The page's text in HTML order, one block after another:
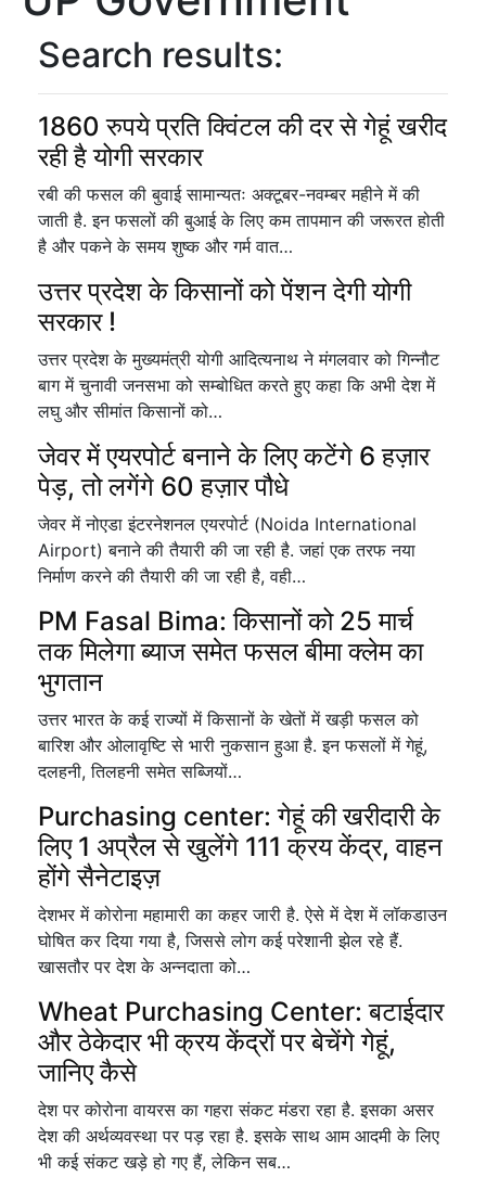
Search results:
1860 रुपये प्रति क्विंटल की दर से गेहूं खरीद
रही है योगी सरकार
रबी की फसल की बुवाई सामान्यतः अक्टूबर-नवम्बर महीने में की
जाती है. इन फसलों की बुआई के लिए कम तापमान की जरूरत होती
है और पकने के समय शुष्क और गर्म वात…
उत्तर प्रदेश के किसानों को पेंशन देगी योगी
सरकार !
उत्तर प्रदेश के मुख्यमंत्री योगी आदित्यनाथ ने मंगलवार को गिन्नौट
बाग में चुनावी जनसभा को सम्बोधित करते हुए कहा कि अभी देश में
लघु और सीमांत किसानों को…
जेवर में एयरपोर्ट बनाने के लिए कटेंगे 6 हज़ार
पेड़, तो लगेंगे 60 हज़ार पौधे
जेवर में नोएडा इंटरनेशनल एयरपोर्ट (Noida International
Airport) बनाने की तैयारी की जा रही है. जहां एक तरफ नया
निर्माण करने की तैयारी की जा रही है, वही…
PM Fasal Bima: किसानों को 25 मार्च
तक मिलेगा ब्याज समेत फसल बीमा क्लेम का
भुगतान
उत्तर भारत के कई राज्यों में किसानों के खेतों में खड़ी फसल को
बारिश और ओलावृष्टि से भारी नुकसान हुआ है. इन फसलों में गेहूं,
दलहनी, तिलहनी समेत सब्जियों…
Purchasing center: गेहूं की खरीदारी के
लिए 1 अप्रैल से खुलेंगे 111 क्रय केंद्र, वाहन
होंगे सैनेटाइज़
देशभर में कोरोना महामारी का कहर जारी है. ऐसे में देश में लॉकडाउन
घोषित कर दिया गया है, जिससे लोग कई परेशानी झेल रहे हैं.
खासतौर पर देश के अन्नदाता को…
Wheat Purchasing Center: बटाईदार
और ठेकेदार भी क्रय केंद्रों पर बेचेंगे गेहूं,
जानिए कैसे
देश पर कोरोना वायरस का गहरा संकट मंडरा रहा है. इसका असर
देश की अर्थव्यवस्था पर पड़ रहा है. इसके साथ आम आदमी के लिए
भी कई संकट खड़े हो गए हैं, लेकिन सब…